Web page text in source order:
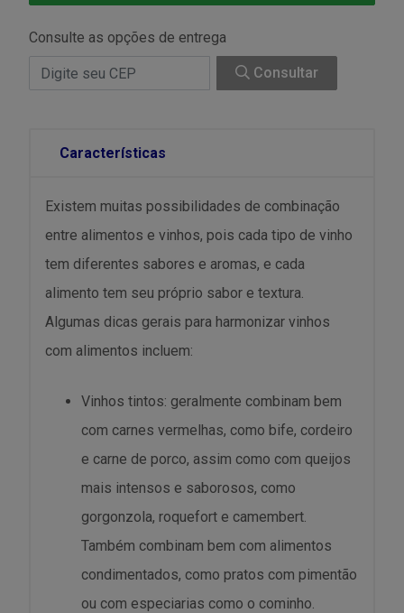
Consulte as opções de entrega
Consultar
Características
Existem muitas possibilidades de combinação
entre alimentos e vinhos, pois cada tipo de vinho
tem diferentes sabores e aromas, e cada
alimento tem seu próprio sabor e textura.
Algumas dicas gerais para harmonizar vinhos
com alimentos incluem:
Vinhos tintos: geralmente combinam bem
com carnes vermelhas, como bife, cordeiro
e carne de porco, assim como com queijos
mais intensos e saborosos, como
gorgonzola, roquefort e camembert.
Também combinam bem com alimentos
condimentados, como pratos com pimentão
ou com especiarias como o cominho.